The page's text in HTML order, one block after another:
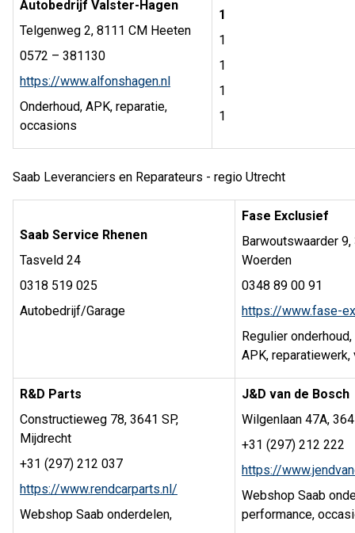
Autobedrijf Valster-Hagen
Telgenweg 2, 8111 CM Heeten
0572 – 381130
https://www.alfonshagen.nl
Onderhoud, APK, reparatie,
occasions
1
1
1
1
1
Saab Leveranciers en Reparateurs - regio Utrecht
Saab Service Rhenen
Tasveld 24
0318 519 025
Autobedrijf/Garage
Fase Exclusief
Barwoutswaarder 9,
Woerden
0348 89 00 91
https://www.fase-
Regulier
APK, reparatiewerk,
R&D Parts
Constructieweg 78, 3641 SP,
Mijdrecht
+31 (297) 212 037
https://www.rendcarparts.nl/
Webshop Saab onderdelen,
J&D van de Bosch
Wilgenlaan 47A,
+31 (297) 212 222
https://
Webshop Saab
performance,